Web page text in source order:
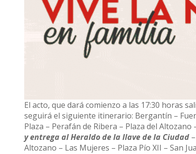
El acto, que dará comienzo a las 17:30 horas
seguirá el siguiente itinerario: Bergantín –
Plaza – Perafán de Ribera – Plaza del
y entrega al Heraldo de la llave de la Ciudad
Altozano – Las Mujeres – Plaza Pío XII – San